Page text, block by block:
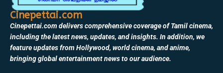
Cinepettai.com
Cinepettai.com delivers comprehensive coverage of Tamil cinema,
including the latest news, updates, and insights. In addition, we
feature updates from Hollywood, world cinema, and anime,
bringing global entertainment news to our audience.